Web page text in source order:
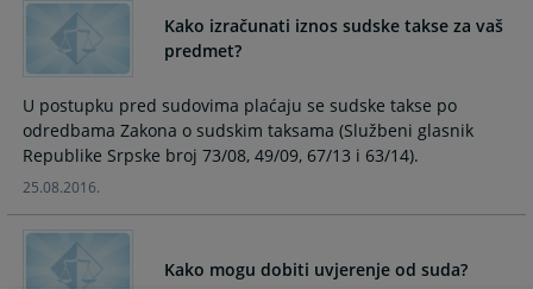
forward
interact
the
calendar
and
select
a
date.
Press
forward
to
the
calendar
and
a
Press
Kako izračunati iznos sudske takse za vaš
predmet?
U postupku pred sudovima plaćaju se sudske takse po
odredbama Zakona o sudskim taksama (Službeni glasnik
Republike Srpske broj 73/08, 49/09, 67/13 i 63/14).
25.08.2016.
Kako mogu dobiti uvjerenje od suda?